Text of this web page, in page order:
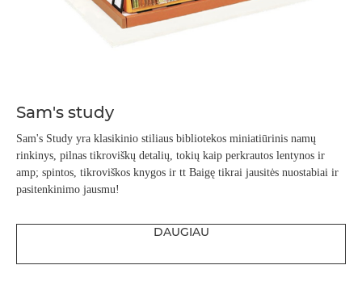
Sam's study
Sam's Study yra klasikinio stiliaus bibliotekos miniatiūrinis namų
rinkinys, pilnas tikroviškų detalių, tokių kaip perkrautos lentynos ir
amp; spintos, tikroviškos knygos ir tt Baigę tikrai jausitės nuostabiai ir
pasitenkinimo jausmu!
DAUGIAU